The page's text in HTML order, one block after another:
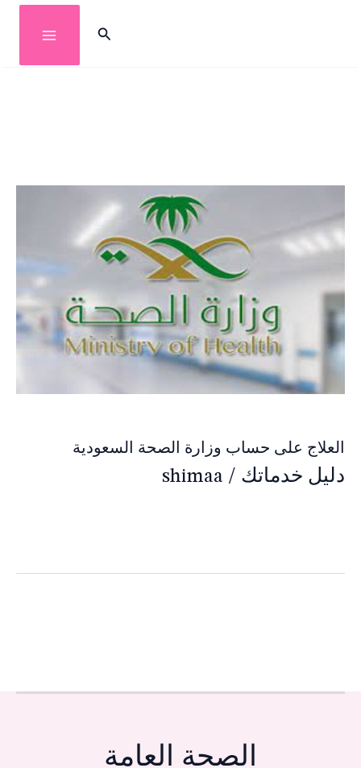
البحث
العلاج على حساب وزارة الصحة السعودية
دليل خدماتك /
shimaa
الصحة العامة